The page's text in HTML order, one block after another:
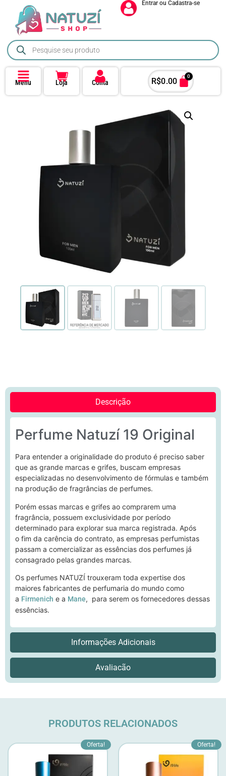
Entrar ou Cadastra-se
Menu Loja Conta R$0.00 0
Descrição
Informações Adicionais
Avaliacão
Perfume Natuzí 19 Original
Para entender a originalidade do produto é preciso saber
que as grande marcas e grifes, buscam empresas
especializadas no desenvolvimento de fórmulas e também
na produção de fragrâncias de perfumes.
Porém essas marcas e grifes ao comprarem uma
fragrância, possuem exclusividade por período
determinado para explorar sua marca registrada. Após
o fim da carência do contrato, as empresas perfumistas
passam a comercializar as essências dos perfumes já
consagrado pelas grandes marcas.
Os perfumes NATUZÍ trouxeram toda expertise dos
maiores fabricantes de perfumaria do mundo como
a Firmenich e a Mane, para serem os fornecedores dessas
essências.
PRODUTOS RELACIONADOS
Oferta! Oferta!